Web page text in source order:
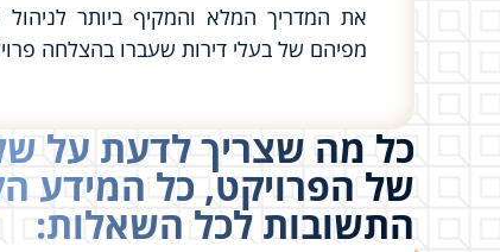
את המדריך המלא והמקיף ביותר לניהול
מפיהם של בעלי דירות שעברו בהצלחה
כל מה שצריך לדעת על
של הפרויקט, כל המידע
התשובות לכל השאלות: